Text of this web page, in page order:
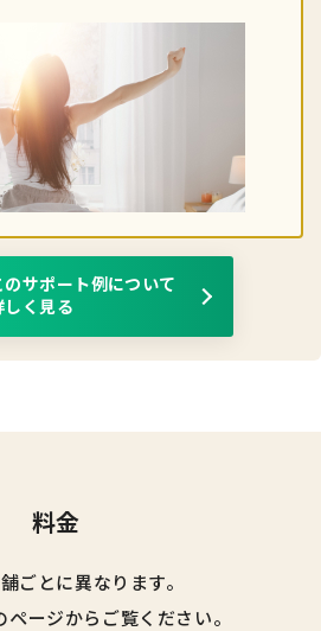
のサポート例について
しく見る
料金
ごとに異なります。
ージからご覧ください。